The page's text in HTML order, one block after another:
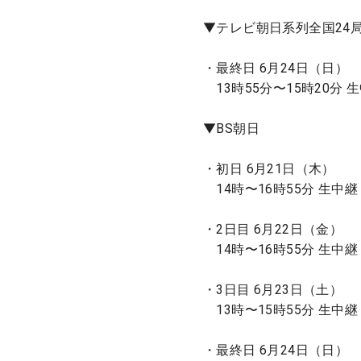
▼テレビ朝日系列全国24
・最終日 6月24日（日）
13時55分〜15時20分 生
▼BS朝日
・初日 6月21日（木）
14時〜16時55分 生中継
・2日目 6月22日（金）
14時〜16時55分 生中継
・3日目 6月23日（土）
13時〜15時55分 生中継
・最終日 6月24日（日）